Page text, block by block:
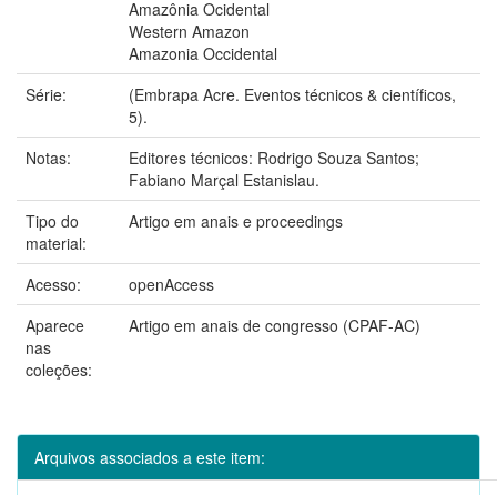
Amazônia Ocidental
Western Amazon
Amazonia Occidental
Série:
(Embrapa Acre. Eventos técnicos & científicos,
5).
Notas:
Editores técnicos: Rodrigo Souza Santos;
Fabiano Marçal Estanislau.
Tipo do
material:
Artigo em anais e proceedings
Acesso:
openAccess
Aparece
nas
coleções:
Artigo em anais de congresso (CPAF-AC)
Arquivos associados a este item: